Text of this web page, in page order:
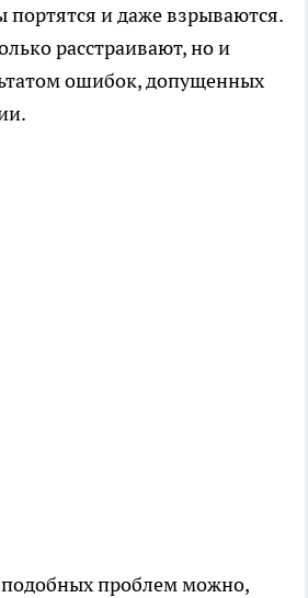
и даже взрываются.
расстраивают, но и
ошибок, допущенных
проблем можно,